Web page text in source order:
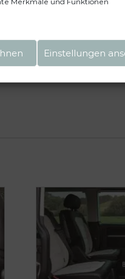
Einstellungen
speichern.